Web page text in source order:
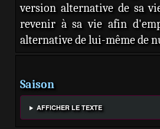
version alternative de sa
revenir à sa vie afin
alternative de lui-même de
Saison
AFFICHER LE TEXTE